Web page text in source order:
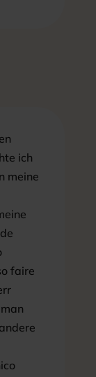
ich
meine
faire